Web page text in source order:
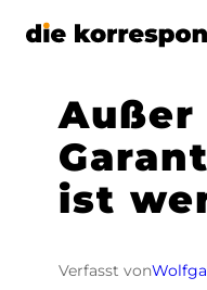
Zum
Außer
ist
Verfasst von